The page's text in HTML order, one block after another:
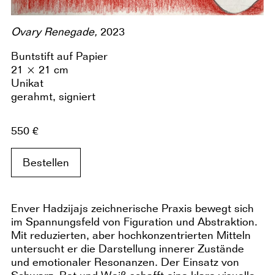
Ovary Renegade, 2023
Buntstift auf Papier
21 × 21 cm
Unikat
gerahmt, signiert
550 €
Bestellen
Enver Hadzijajs zeichnerische Praxis bewegt sich
im Spannungsfeld von Figuration und Abstraktion.
Mit reduzierten, aber hochkonzentrierten Mitteln
untersucht er die Darstellung innerer Zustände
und emotionaler Resonanzen. Der Einsatz von